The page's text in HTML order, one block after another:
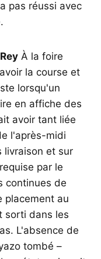
pas réussi avec
À la foire
la course et
lorsqu'un
en affiche des
avoir tant liée
l'après-midi
livraison et sur
par le
continues de
placement au
sorti dans les
L'absence de
tombé –